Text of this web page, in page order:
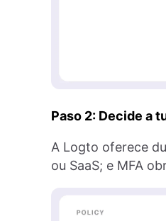
Paso 2: Decide a
A Logto oferece
ou SaaS; e MFA